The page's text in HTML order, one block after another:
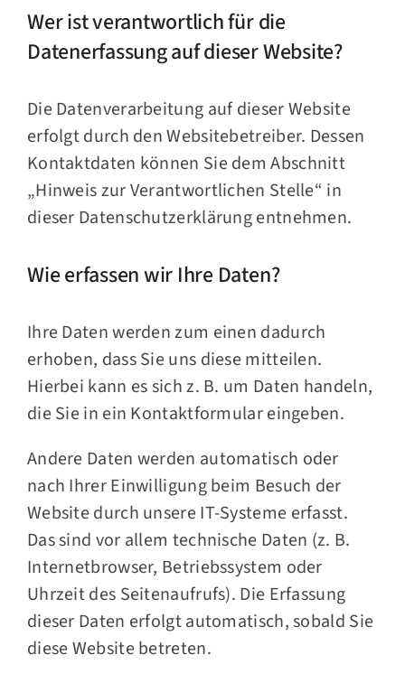
Wer ist verantwortlich für die
Datenerfassung auf dieser Website?
Die Datenverarbeitung auf dieser Website
erfolgt durch den Websitebetreiber. Dessen
Kontaktdaten können Sie dem Abschnitt
„Hinweis zur Verantwortlichen Stelle“ in
dieser Datenschutzerklärung entnehmen.
Wie erfassen wir Ihre Daten?
Ihre Daten werden zum einen dadurch
erhoben, dass Sie uns diese mitteilen.
Hierbei kann es sich z. B. um Daten handeln,
die Sie in ein Kontaktformular eingeben.
Andere Daten werden automatisch oder
nach Ihrer Einwilligung beim Besuch der
Website durch unsere IT-Systeme erfasst.
Das sind vor allem technische Daten (z. B.
Internetbrowser, Betriebssystem oder
Uhrzeit des Seitenaufrufs). Die Erfassung
dieser Daten erfolgt automatisch, sobald Sie
diese Website betreten.